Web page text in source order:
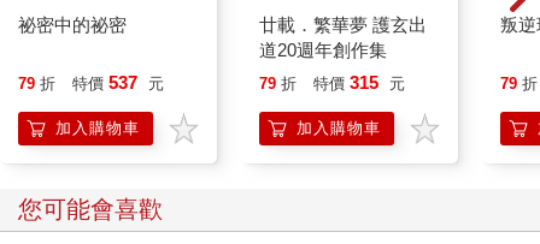
「我看到他了！」安妮低聲說。
安妮指著一位有著稀疏灰髮、戴眼鏡的老人，他正拿著手帕擦拭
臉上的汗珠。
「對！」傑克低聲說：「那正是班傑明．富蘭克林博士！」
祕密中的祕密
79 折 特價 537 元
加入購物車
廿載．繁華夢 護玄出
道20週年創作集
79 折 特價 315 元
加入購物車
叛逆
79 折
您可能會喜歡